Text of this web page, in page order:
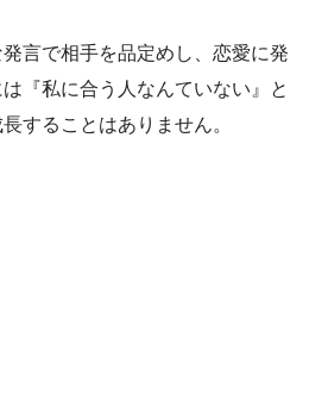
言で相手を品定めし、恋愛に発
『私に合う人なんていない』と
することはありません。